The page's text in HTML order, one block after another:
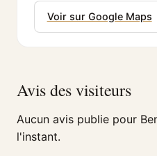
Voir sur Google Maps
Avis des visiteurs
Aucun avis publie pour
l'instant.